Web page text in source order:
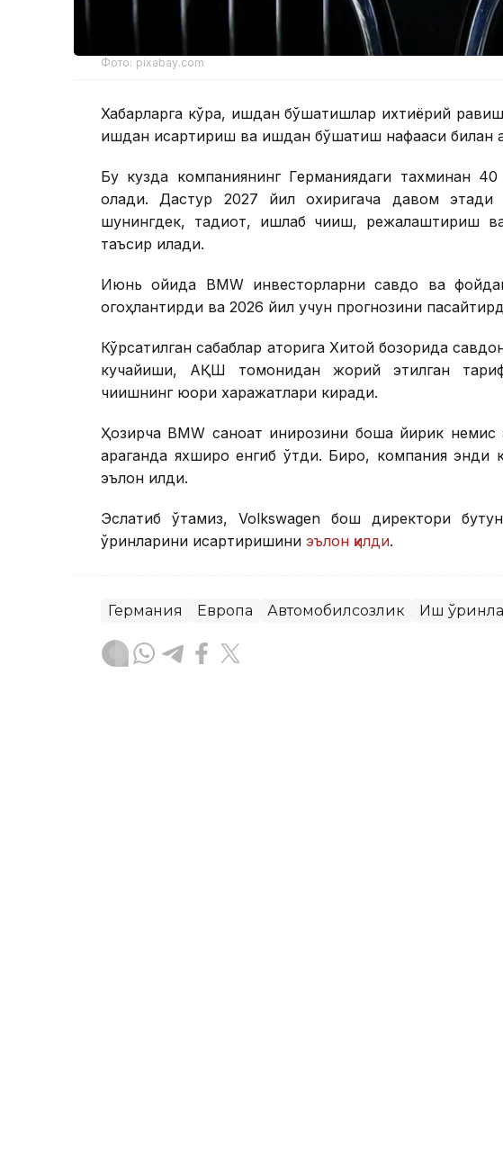
Фото: pixabay.com
Хабарларга кўра, ишдан бўшатишлар ихтиёрий
ишдан қисқартириш ва ишдан бўшатиш нафақаси билан
Бу кузда компаниянинг Германиядаги тахминан
олади. Дастур 2027 йил охиригача давом этади
шунингдек, тадқиқот, ишлаб чиқиш, режалаштириш
таъсир қилади.
Июнь ойида BМW инвесторларни савдо ва
огоҳлантирди ва 2026 йил учун прогнозини
Кўрсатилган сабаблар қаторига Хитой бозорида
кучайиши, АҚШ томонидан жорий этилган
чиқишнинг юқори харажатлари киради.
Ҳозирча BМW саноат инқирозини бошқа йирик немис
қараганда яхшироқ енгиб ўтди. Бироқ, компания
эълон қилди.
Эслатиб ўтамиз, Volkswagen бош директори
ўринларини қисқартиришини эълон қилди.
Германия Европа Автомобилсозлик Иш